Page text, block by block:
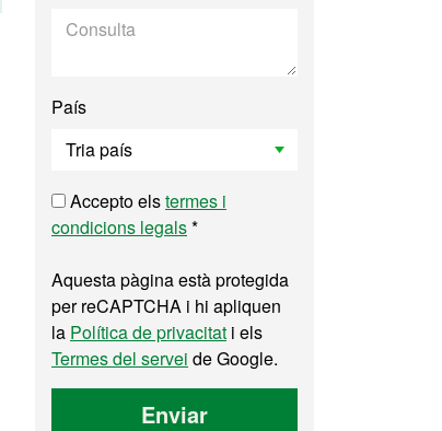
País
Accepto elstermes i
condicions legals*
Aquesta pàgina està protegida
per reCAPTCHA i hi apliquen
la Política de privacitat i els
Termes del servei de Google.
Enviar